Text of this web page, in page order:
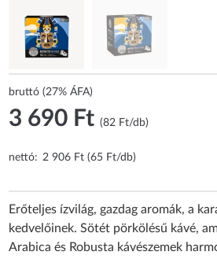
bruttó (27% ÁFA)
3 690 Ft(82 Ft/db)
nettó: 2 906 Ft (65 Ft/db)
Erőteljes ízvilág, gazdag aromák, a
kedvelőinek. Sötét pörkölésű kávé,
Arabica és Robusta kávészemek